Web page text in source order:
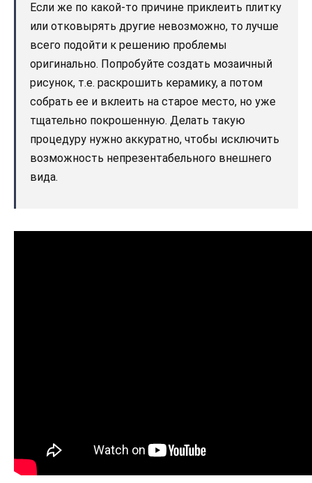
Если же по какой-то причине приклеить плитку
или отковырять другие невозможно, то лучше
всего подойти к решению проблемы
оригинально. Попробуйте создать мозаичный
рисунок, т.е. раскрошить керамику, а потом
собрать ее и вклеить на старое место, но уже
тщательно покрошенную. Делать такую
процедуру нужно аккуратно, чтобы исключить
возможность непрезентабельного внешнего
вида.